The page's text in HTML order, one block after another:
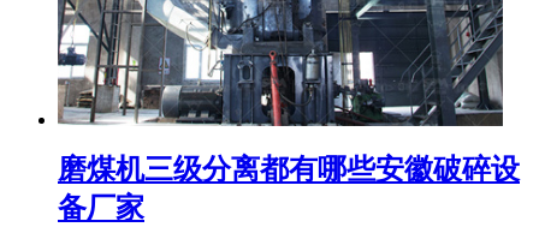
磨煤机三级分离都有哪些安徽破碎设
备厂家